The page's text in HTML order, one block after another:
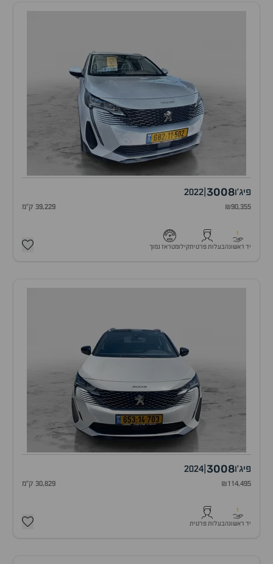
פיג'ו3008
2022
₪90,355 39,229 ק"מ
1
יד ראשונהבעלות פרטיתקילומטראז נמוך
פיג'ו3008
2024
₪114,495 30,829 ק"מ
1
יד ראשונהבעלות פרטית